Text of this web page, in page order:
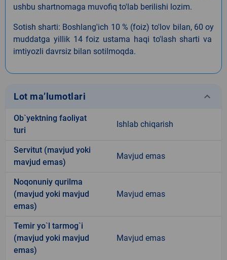
ushbu shartnomaga muvofiq to'lab berilishi lozim.
Sotish sharti: Boshlang'ich 10 % (foiz) to'lov bilan, 60 oy
muddatga yillik 14 foiz ustama haqi to'lash sharti va
imtiyozli davrsiz bilan sotilmoqda.
Lot ma’lumotlari keyboard_arrow_down
Ob`yektning faoliyat
turi
Ishlab chiqarish
Servitut (mavjud yoki
mavjud emas)
Mavjud emas
Noqonuniy qurilma
(mavjud yoki mavjud
emas)
Mavjud emas
Temir yo`l tarmog`i
(mavjud yoki mavjud
emas)
Mavjud emas